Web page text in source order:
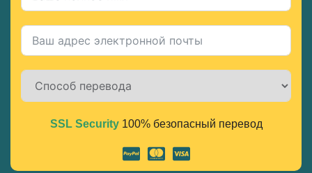
Alternative:
SSL Security100% безопасный перевод